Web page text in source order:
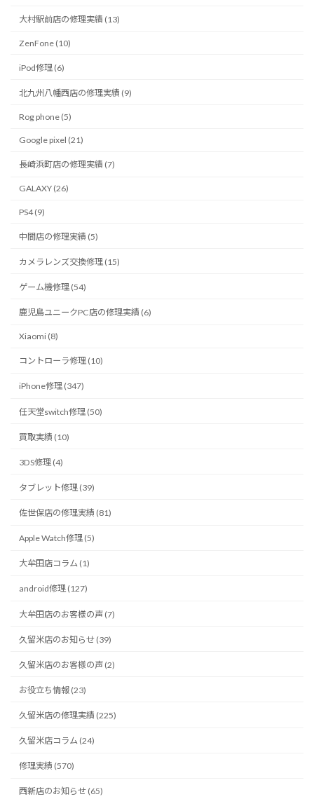
大村駅前店の修理実績 (13)
ZenFone (10)
iPod修理 (6)
北九州八幡西店の修理実績 (9)
Rog phone (5)
Google pixel (21)
長崎浜町店の修理実績 (7)
GALAXY (26)
PS4 (9)
中間店の修理実績 (5)
カメラレンズ交換修理 (15)
ゲーム機修理 (54)
鹿児島ユニークPC店の修理実績 (6)
Xiaomi (8)
コントローラ修理 (10)
iPhone修理 (347)
任天堂switch修理 (50)
買取実績 (10)
3DS修理 (4)
タブレット修理 (39)
佐世保店の修理実績 (81)
Apple Watch修理 (5)
大牟田店コラム (1)
android修理 (127)
大牟田店のお客様の声 (7)
久留米店のお知らせ (39)
久留米店のお客様の声 (2)
お役立ち情報 (23)
久留米店の修理実績 (225)
久留米店コラム (24)
修理実績 (570)
西新店のお知らせ (65)